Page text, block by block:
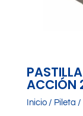
ACCIÓN
Inicio/ Pileta /